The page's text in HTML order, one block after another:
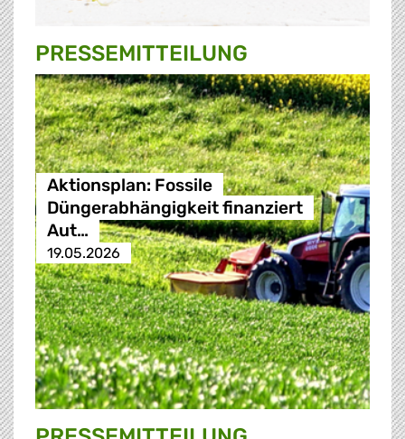
PRESSE­MITTEILUNG
Aktionsplan: Fossile
Düngerabhängigkeit finanziert
Aut…
19.05.2026